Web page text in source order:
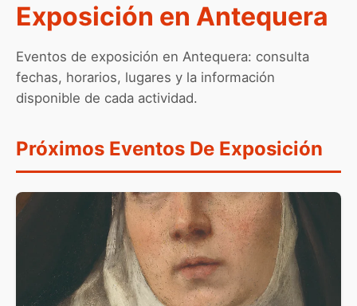
Exposición en Antequera
Eventos de exposición en Antequera: consulta
fechas, horarios, lugares y la información
disponible de cada actividad.
Próximos Eventos De Exposición